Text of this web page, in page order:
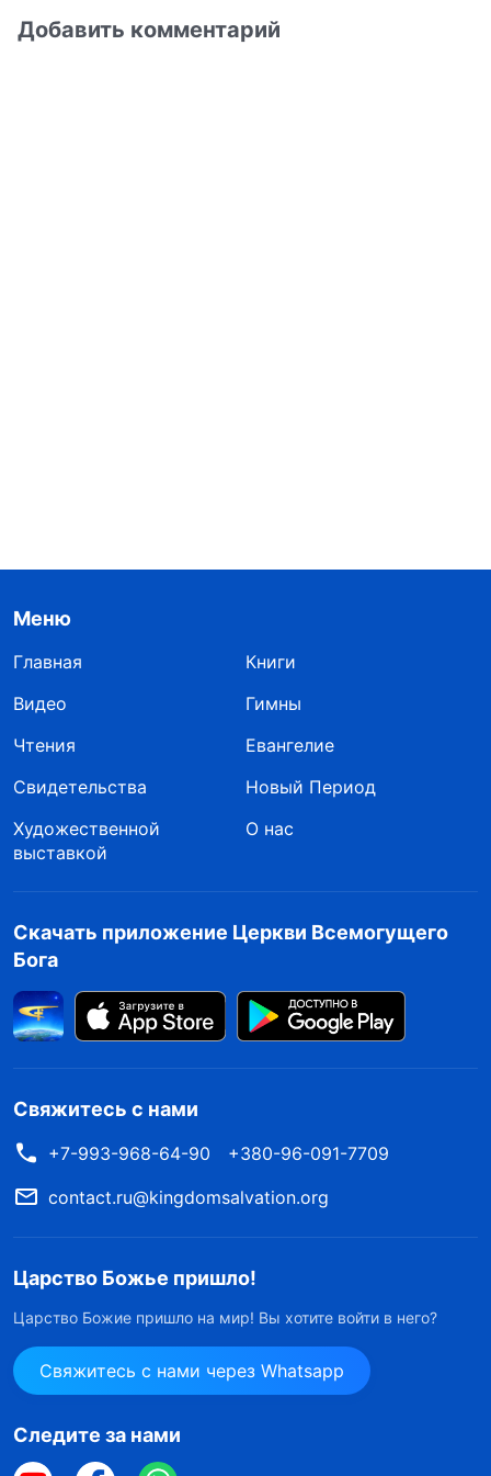
Добавить комментарий
Меню
Главная
Книги
Видео
Гимны
Чтения
Евангелие
Свидетельства
Новый Период
Художественной
выставкой
О нас
Скачать приложение Церкви Всемогущего
Бога
Свяжитесь с нами
+7-993-968-64-90
+380-96-091-7709
contact.ru@kingdomsalvation.org
Царство Божье пришло!
Царство Божие пришло на мир! Вы хотите войти в него?
Свяжитесь с нами через Whatsapp
Следите за нами